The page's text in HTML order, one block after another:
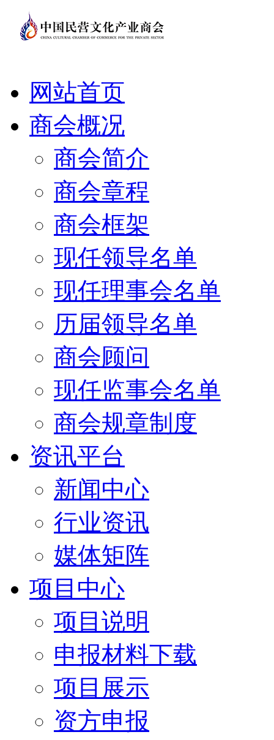
网站首页
商会概况
商会简介
商会章程
商会框架
现任领导名单
现任理事会名单
历届领导名单
商会顾问
现任监事会名单
商会规章制度
资讯平台
新闻中心
行业资讯
媒体矩阵
项目中心
项目说明
申报材料下载
项目展示
资方申报